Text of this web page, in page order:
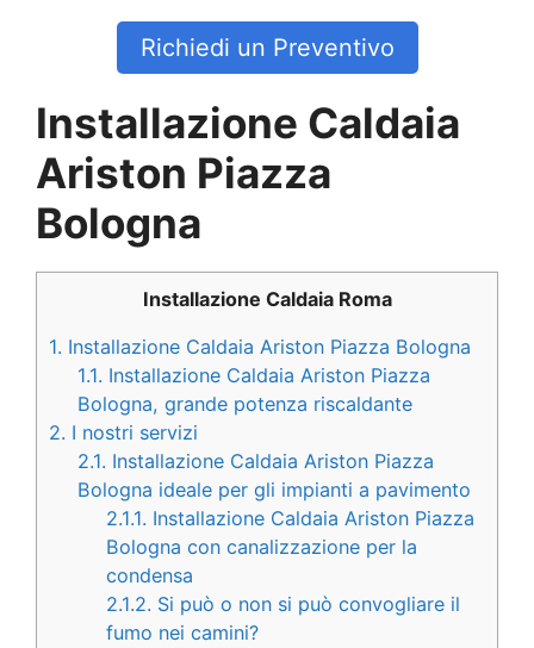
Richiedi un Preventivo
Installazione Caldaia
Ariston Piazza
Bologna
Installazione Caldaia Roma
1. Installazione Caldaia Ariston Piazza Bologna
1.1. Installazione Caldaia Ariston Piazza
Bologna, grande potenza riscaldante
2. I nostri servizi
2.1. Installazione Caldaia Ariston Piazza
Bologna ideale per gli impianti a pavimento
2.1.1. Installazione Caldaia Ariston Piazza
Bologna con canalizzazione per la
condensa
2.1.2. Si può o non si può convogliare il
fumo nei camini?